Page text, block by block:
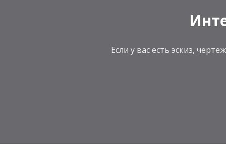
Если у вас есть эскиз,